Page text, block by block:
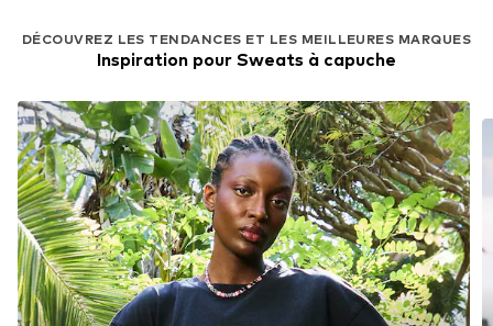
DÉCOUVREZ LES TENDANCES ET LES MEILLEURES MARQUES
Inspiration pour Sweats à capuche